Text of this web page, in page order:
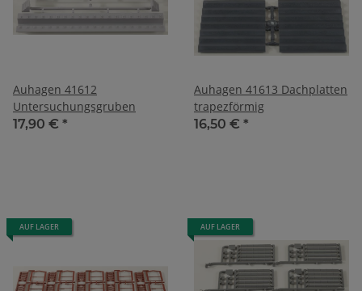
Auhagen 41612
Untersuchungsgruben
17,90 € *
Auhagen 41613 Dachplatten
trapezförmig
16,50 € *
AUF LAGER AUF LAGER